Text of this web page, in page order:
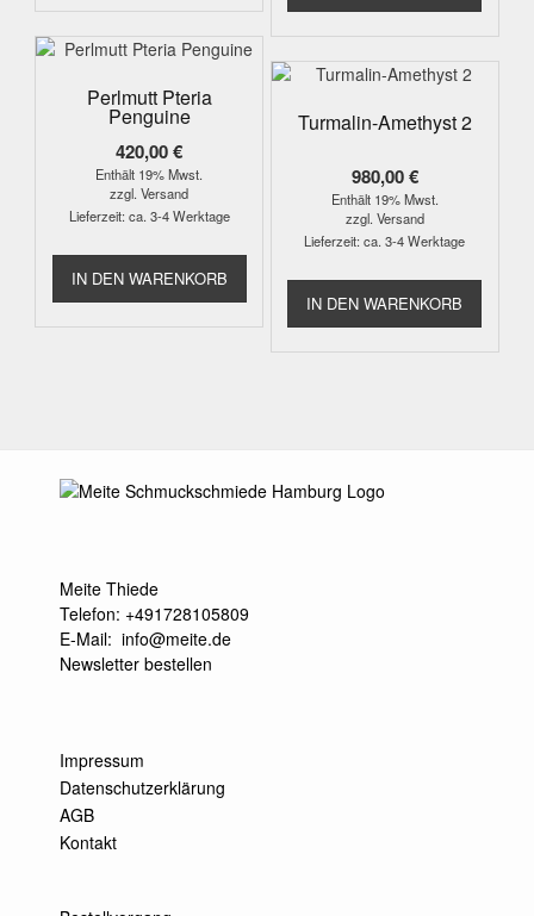
Perlmutt Pteria
Penguine
420,00€
Enthält 19% Mwst.
zzgl.Versand
Lieferzeit: ca. 3-4 Werktage
IN DEN WARENKORB
Turmalin-Amethyst 2
980,00€
Enthält 19% Mwst.
zzgl. Versand
Lieferzeit: ca. 3-4 Werktage
IN DEN WARENKORB
Meite Thiede
Telefon: +491728105809
E-Mail: info@meite.de
Newsletter bestellen
Impressum
Datenschutzerklärung
AGB
Kontakt